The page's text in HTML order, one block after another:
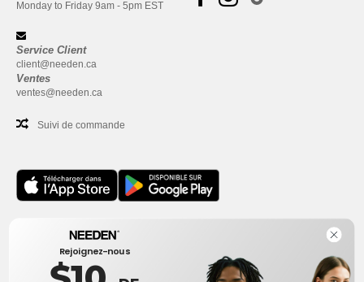
Monday to Friday 9am - 5pm EST
Service Client
client@needen.ca
Ventes
ventes@needen.ca
Suivi de commande
Bureau
One Dundas Street West Suite 2500
Toronto, Ontario, M5G 1Z3
Rejoignez-nous